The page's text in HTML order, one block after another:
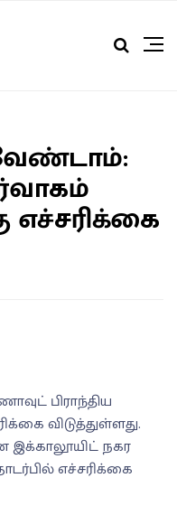
எச்சரிக்கை
பிராந்திய
விடுத்துள்ளது.
இக்காலூயிட் நகர
எச்சரிக்கை